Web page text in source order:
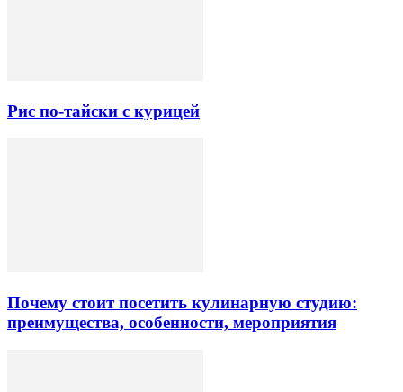
Рис по-тайски с курицей
Почему стоит посетить кулинарную студию:
преимущества, особенности, мероприятия